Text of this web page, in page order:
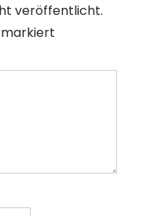
veröffentlicht.
markiert